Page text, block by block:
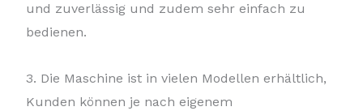
und zuverlässig und zudem sehr einfach zu
bedienen.
3. Die Maschine ist in vielen Modellen erhältlich,
Kunden können je nach eigenem